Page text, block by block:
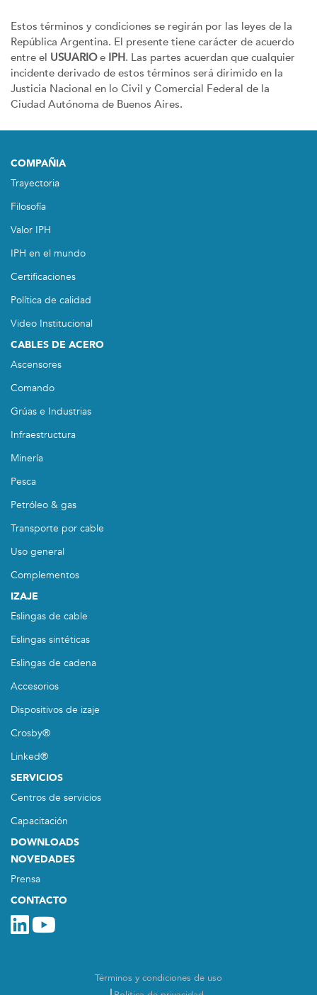
Estos términos y condiciones se regirán por las leyes de la
República Argentina. El presente tiene carácter de acuerdo
entre el USUARIOe IPH. Las partes acuerdan que cualquier
incidente derivado de estos términos será dirimido en la
Justicia Nacional en lo Civil y Comercial Federal de la
Ciudad Autónoma de Buenos Aires.
COMPAÑIA
Trayectoria
Filosofía
Valor IPH
IPH en el mundo
Certificaciones
Política de calidad
Video Institucional
CABLES DE ACERO
Ascensores
Comando
Grúas e Industrias
Infraestructura
Minería
Pesca
Petróleo & gas
Transporte por cable
Uso general
Complementos
IZAJE
Eslingas de cable
Eslingas sintéticas
Eslingas de cadena
Accesorios
Dispositivos de izaje
Crosby®
Linked®
SERVICIOS
Centros de servicios
Capacitación
DOWNLOADS
NOVEDADES
Prensa
CONTACTO
Términos y condiciones de uso